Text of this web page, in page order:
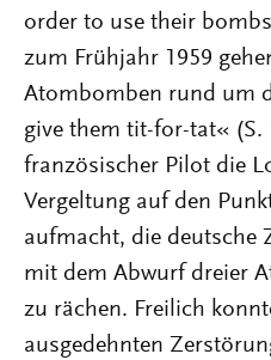
order to use their
zum Frühjahr 1959
Atombomben rund um
give them tit-for-tat« (S.
französischer Pilot die
Vergeltung auf den
aufmacht, die deutsche
mit dem Abwurf dreier
zu rächen. Freilich
ausgedehnten